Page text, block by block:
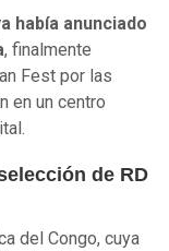
había anunciado
, finalmente
Fest por las
en un centro
de RD
del Congo, cuya